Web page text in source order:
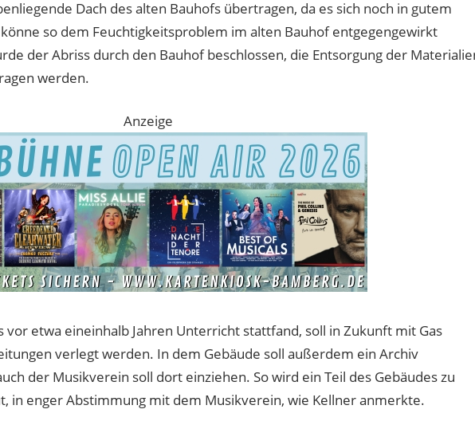
Dach des alten Bauhofs übertragen, da es sich noch in gutem
so dem Feuchtigkeitsproblem im alten Bauhof entgegengewirkt
der Abriss durch den Bauhof beschlossen, die Entsorgung der
werden.
Anzeige
vor etwa eineinhalb Jahren Unterricht stattfand, soll in Zukunft mit Gas
verlegt werden. In dem Gebäude soll außerdem ein Archiv
der Musikverein soll dort einziehen. So wird ein Teil des Gebäudes zu
in enger Abstimmung mit dem Musikverein, wie Kellner anmerkte.